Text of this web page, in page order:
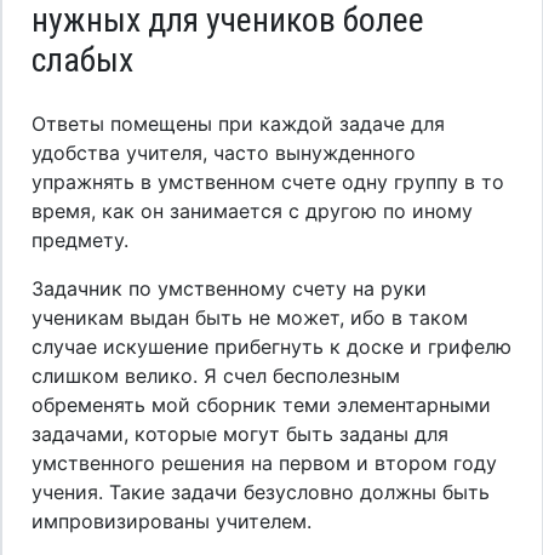
нужных для учеников более
слабых
Ответы помещены при каждой задаче для
удобства учителя, часто вынужденного
упражнять в умственном счете одну группу в то
время, как он занимается с другою по иному
предмету.
Задачник по умственному счету на руки
ученикам выдан быть не может, ибо в таком
случае искушение прибегнуть к доске и грифелю
слишком велико. Я счел бесполезным
обременять мой сборник теми элементарными
задачами, которые могут быть заданы для
умственного решения на первом и втором году
учения. Такие задачи безусловно должны быть
импровизированы учителем.